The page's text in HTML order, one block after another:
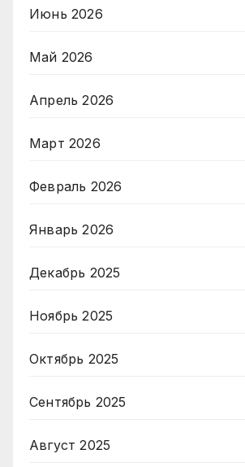
Июнь 2026
Май 2026
Апрель 2026
Март 2026
Февраль 2026
Январь 2026
Декабрь 2025
Ноябрь 2025
Октябрь 2025
Сентябрь 2025
Август 2025